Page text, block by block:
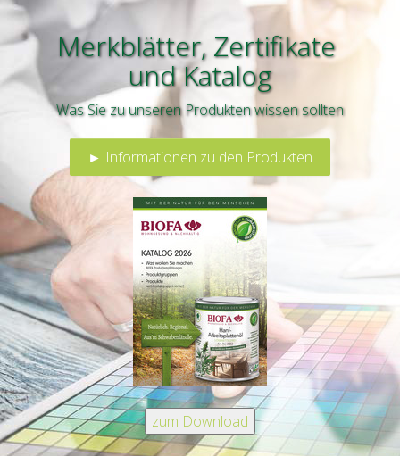
Merkblätter, Zertifikate
undKatalog
Was Sie zu unseren Produkten wissen sollten
► Informationen zu den Produkten